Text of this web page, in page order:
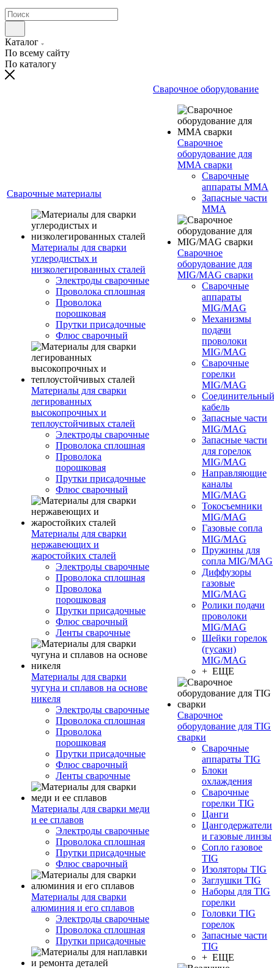
Каталог
По всему сайту
По каталогу
Сварочные материалы
Материалы для сварки
углеродистых и
низколегированных сталей
Электроды сварочные
Проволока сплошная
Проволока
порошковая
Прутки присадочные
Флюс сварочный
Материалы для сварки
легированных
высокопрочных и
теплоустойчивых сталей
Электроды сварочные
Проволока сплошная
Проволока
порошковая
Прутки присадочные
Флюс сварочный
Материалы для сварки
нержавеющих и
жаростойких сталей
Электроды сварочные
Проволока сплошная
Проволока
порошковая
Прутки присадочные
Флюс сварочный
Ленты сварочные
Материалы для сварки
чугуна и сплавов на основе
никеля
Электроды сварочные
Проволока сплошная
Проволока
порошковая
Прутки присадочные
Флюс сварочный
Ленты сварочные
Материалы для сварки меди
и ее сплавов
Электроды сварочные
Проволока сплошная
Прутки присадочные
Флюс сварочный
Материалы для сварки
алюминия и его сплавов
Электроды сварочные
Проволока сплошная
Прутки присадочные
Сварочное оборудование
Сварочное
оборудование для
MMA сварки
Сварочные
аппараты MMA
Запасные части
MMA
Сварочное
оборудование для
MIG/MAG сварки
Сварочные
аппараты
MIG/MAG
Механизмы
подачи
проволоки
MIG/MAG
Сварочные
горелки
MIG/MAG
Соединительный
кабель
Запасные части
MIG/MAG
Запасные части
для горелок
MIG/MAG
Направляющие
каналы
MIG/MAG
Токосъемники
MIG/MAG
Газовые сопла
MIG/MAG
Пружины для
сопла MIG/MAG
Диффузоры
газовые
MIG/MAG
Ролики подачи
проволоки
MIG/MAG
Шейки горелок
(гусаки)
MIG/MAG
+ ЕЩЕ
Сварочное
оборудование для TIG
сварки
Сварочные
аппараты TIG
Блоки
охлаждения
Сварочные
горелки TIG
Цанги
Цангодержатели
и газовые линзы
Сопло газовое
TIG
Изоляторы TIG
Заглушки TIG
Наборы для TIG
горелки
Головки TIG
горелок
Запасные части
TIG
+ ЕЩЕ